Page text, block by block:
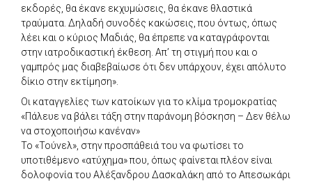
εκδορές, θα έκανε εκχυμώσεις, θα έκανε θλαστικά
τραύματα. Δηλαδή συνοδές κακώσεις, που όντως, όπως
λέει και ο κύριος Μαδιάς, θα έπρεπε να καταγράφονται
στην ιατροδικαστική έκθεση. Απ’ τη στιγμή που και ο
γαμπρός μας διαβεβαίωσε ότι δεν υπάρχουν, έχει απόλυτο
δίκιο στην εκτίμηση».
Οι καταγγελίες των κατοίκων για το κλίμα τρομοκρατίας
«Πάλευε να βάλει τάξη στην παράνομη βόσκηση – Δεν θέλω
να στοχοποιήσω κανέναν»
Το «Τούνελ», στην προσπάθειά του να φωτίσει το
υποτιθέμενο «ατύχημα» που, όπως φαίνεται πλέον είναι
δολοφονία του Αλέξανδρου Δασκαλάκη από το Απεσωκάρι